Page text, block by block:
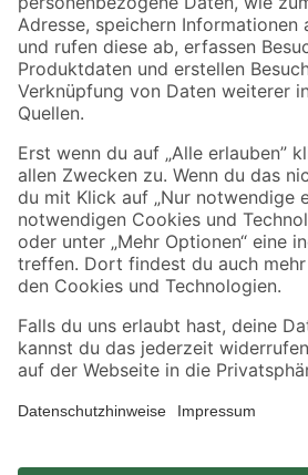
Sicher einkaufen
Jetzt die toom-App herunterladen
Alle Preisangaben in EUR inkl. gesetzl. MwSt.. Die
Umständen nicht in allen Märkten verfügbar. Die
sich auf den unter "Mein Markt" ausgewählten toom
*Paketversand ab 59 € versandkostenfrei, gilt nicht für
fallen zusätzliche Versandkosten an.